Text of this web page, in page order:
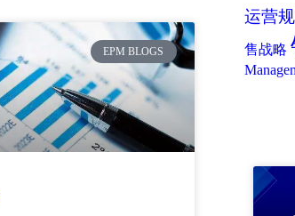
EPM BLOGS
运营
售战略